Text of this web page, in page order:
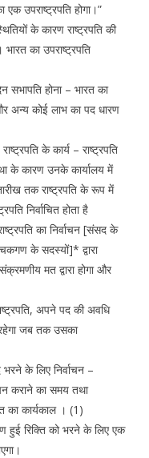
उपराष्ट्रपति होगा।”
के कारण राष्ट्रपति की
का उपराष्ट्रपति
सभापति होना – भारत का
अन्य कोई लाभ का पद धारण
के कार्य – राष्ट्रपति
के कारण उनके कार्यालय में
तक राष्ट्रपति के रूप में
निर्वाचित होता है
का निर्वाचन [संसद के
के सदस्यों]* द्वारा
मत द्वारा होगा और
अपने पद की अवधि
जब तक उसका
के लिए निर्वाचन –
कराने का समय तथा
का कार्यकाल । (1)
हुई रिक्ति को भरने के लिए एक